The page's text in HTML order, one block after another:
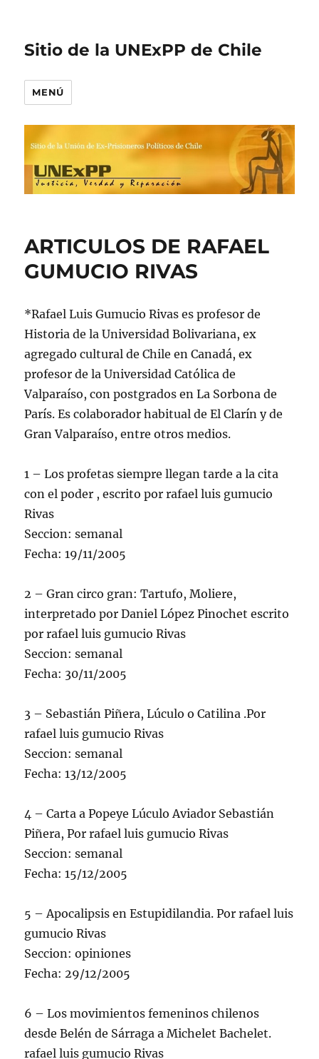
Sitio de la UNExPP de Chile
MENÚ
ARTICULOS DE RAFAEL
GUMUCIO RIVAS
*Rafael Luis Gumucio Rivas es profesor de
Historia de la Universidad Bolivariana, ex
agregado cultural de Chile en Canadá, ex
profesor de la Universidad Católica de
Valparaíso, con postgrados en La Sorbona de
París. Es colaborador habitual de El Clarín y de
Gran Valparaíso, entre otros medios.
1 – Los profetas siempre llegan tarde a la cita
con el poder , escrito por rafael luis gumucio
Rivas
Seccion: semanal
Fecha: 19/11/2005
2 – Gran circo gran: Tartufo, Moliere,
interpretado por Daniel López Pinochet escrito
por rafael luis gumucio Rivas
Seccion: semanal
Fecha: 30/11/2005
3 – Sebastián Piñera, Lúculo o Catilina .Por
rafael luis gumucio Rivas
Seccion: semanal
Fecha: 13/12/2005
4 – Carta a Popeye Lúculo Aviador Sebastián
Piñera, Por rafael luis gumucio Rivas
Seccion: semanal
Fecha: 15/12/2005
5 – Apocalipsis en Estupidilandia. Por rafael luis
gumucio Rivas
Seccion: opiniones
Fecha: 29/12/2005
6 – Los movimientos femeninos chilenos
desde Belén de Sárraga a Michelet Bachelet.
rafael luis gumucio Rivas